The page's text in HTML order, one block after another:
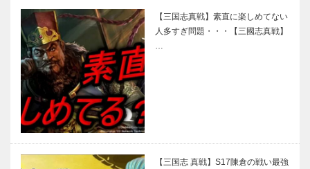
【三国志真戦】素直に楽しめてない
人多すぎ問題・・・【三國志真戦】
…
【三国志 真戦】S17陳倉の戦い最強